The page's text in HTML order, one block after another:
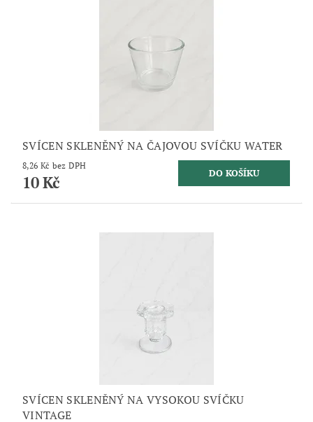
SVÍCEN SKLENĚNÝ NA ČAJOVOU SVÍČKU WATER
8,26 Kč bez DPH
10 Kč
SVÍCEN SKLENĚNÝ NA VYSOKOU SVÍČKU
VINTAGE